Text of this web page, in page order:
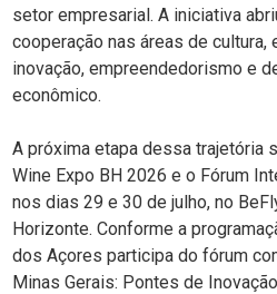
setor empresarial. A iniciativa
cooperação nas áreas de cultura,
inovação, empreendedorismo e
econômico.
A próxima etapa dessa trajetória
Wine Expo BH 2026 e o Fórum
nos dias 29 e 30 de julho, no
Horizonte. Conforme a
dos Açores participa do fórum
Minas Gerais: Pontes de